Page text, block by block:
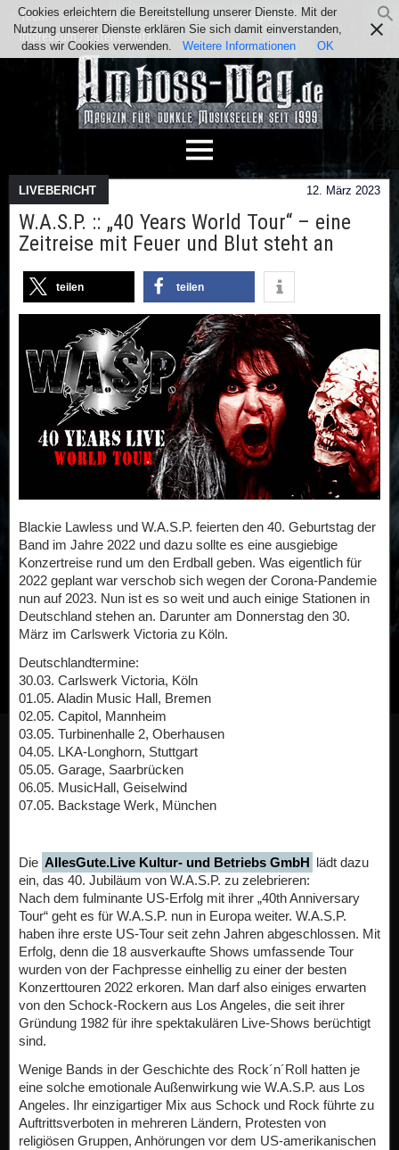
Team Kontakt Facebook
Instagram
Impressum / Datenschutz
LIVEBERICHT 12. März 2023
W.A.S.P. :: „40 Years World Tour“ – eine
Zeitreise mit Feuer und Blut steht an
teilen teilen
Blackie Lawless und W.A.S.P. feierten den 40. Geburtstag der
Band im Jahre 2022 und dazu sollte es eine ausgiebige
Konzertreise rund um den Erdball geben. Was eigentlich für
2022 geplant war verschob sich wegen der Corona-Pandemie
nun auf 2023. Nun ist es so weit und auch einige Stationen in
Deutschland stehen an. Darunter am Donnerstag den 30.
März im Carlswerk Victoria zu Köln.
Deutschlandtermine:
30.03. Carlswerk Victoria, Köln
01.05. Aladin Music Hall, Bremen
02.05. Capitol, Mannheim
03.05. Turbinenhalle 2, Oberhausen
04.05. LKA-Longhorn, Stuttgart
05.05. Garage, Saarbrücken
06.05. MusicHall, Geiselwind
07.05. Backstage Werk, München
Die AllesGute.Live Kultur- und Betriebs GmbH lädt dazu
ein, das 40. Jubiläum von W.A.S.P. zu zelebrieren:
Nach dem fulminante US-Erfolg mit ihrer „40th Anniversary
Tour“ geht es für W.A.S.P. nun in Europa weiter. W.A.S.P.
haben ihre erste US-Tour seit zehn Jahren abgeschlossen. Mit
Erfolg, denn die 18 ausverkaufte Shows umfassende Tour
wurden von der Fachpresse einhellig zu einer der besten
Konzerttouren 2022 erkoren. Man darf also einiges erwarten
von den Schock-Rockern aus Los Angeles, die seit ihrer
Gründung 1982 für ihre spektakulären Live-Shows berüchtigt
sind.
Wenige Bands in der Geschichte des Rock´n´Roll hatten je
eine solche emotionale Außenwirkung wie W.A.S.P. aus Los
Angeles. Ihr einzigartiger Mix aus Schock und Rock führte zu
Auftrittsverboten in mehreren Ländern, Protesten von
religiösen Gruppen, Anhörungen vor dem US-amerikanischen
Cookies erleichtern die Bereitstellung unserer Dienste. Mit der
Nutzung unserer Dienste erklären Sie sich damit einverstanden,
dass wir Cookies verwenden.
Weitere Informationen OK